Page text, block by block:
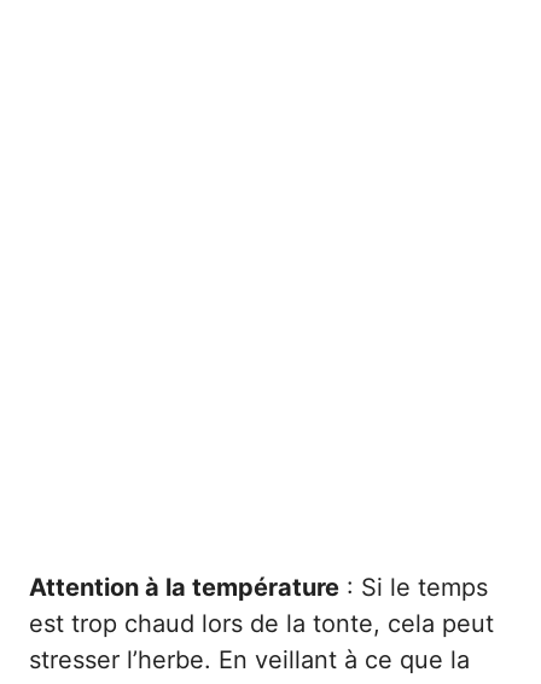
Attention à la température : Si le temps
est trop chaud lors de la tonte, cela peut
stresser l’herbe. En veillant à ce que la